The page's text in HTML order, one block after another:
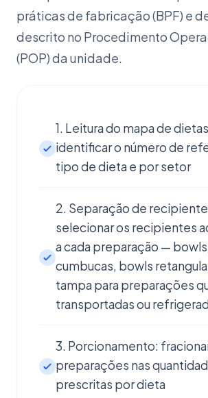
práticas de fabricação (BPF) e
descrito no Procedimento
(POP) da unidade.
1. Leitura do mapa de
identificar o número de
tipo de dieta e por setor
2. Separação de
selecionar os recipientes
a cada preparação —
cumbucas, bowls
tampa para preparações
transportadas ou
3. Porcionamento:
preparações nas
prescritas por dieta